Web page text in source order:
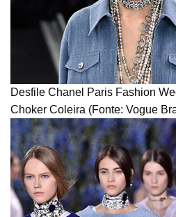
Desfile Chanel Paris Fashion
Choker Coleira (Fonte: Vogue